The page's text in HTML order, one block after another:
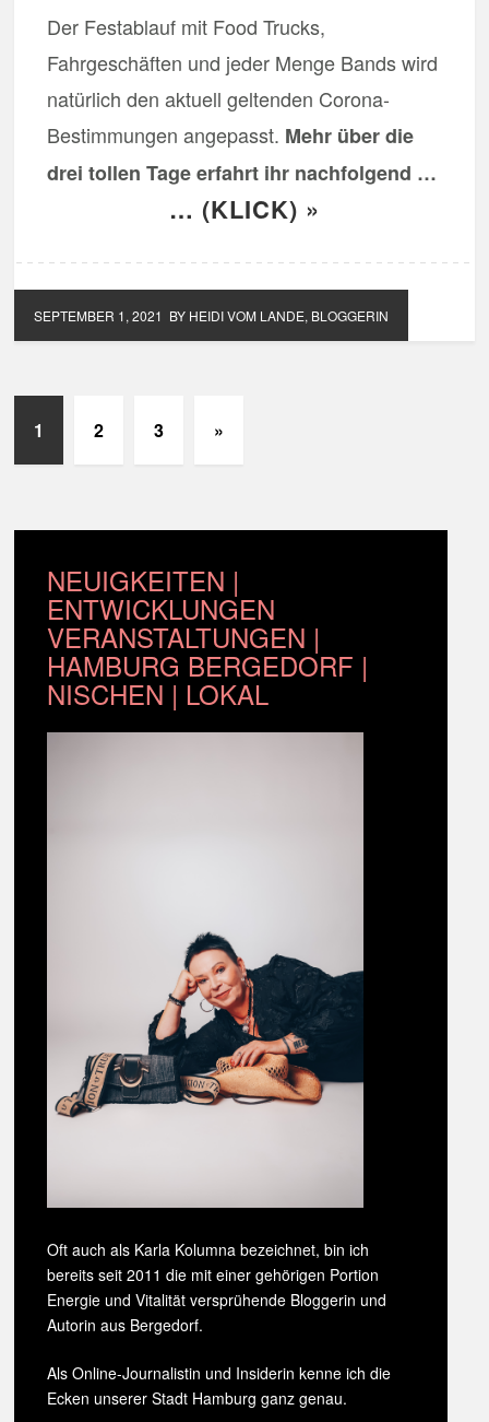
Der Festablauf mit Food Trucks,
Fahrgeschäften und jeder Menge Bands wird
natürlich den aktuell geltenden Corona-
Bestimmungen angepasst. Mehr über die
drei tollen Tage erfahrt ihr nachfolgend …
… (KLICK) »
SEPTEMBER 1, 2021 BY HEIDI VOM LANDE, BLOGGERIN
1 2 3 »
NEUIGKEITEN |
ENTWICKLUNGEN
VERANSTALTUNGEN |
HAMBURG BERGEDORF |
NISCHEN | LOKAL
Oft auch als Karla Kolumna bezeichnet, bin ich
bereits seit 2011 die mit einer gehörigen Portion
Energie und Vitalität versprühende Bloggerin und
Autorin aus Bergedorf.
Als Online-Journalistin und Insiderin kenne ich die
Ecken unserer Stadt Hamburg ganz genau.